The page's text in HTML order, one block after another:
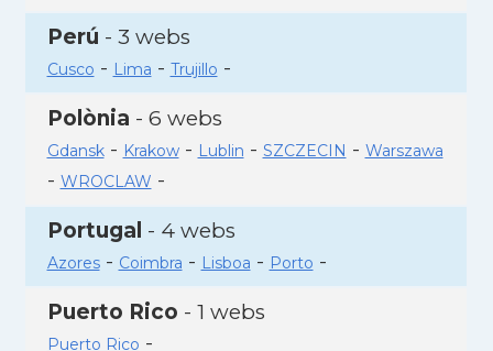
Perú - 3 webs
Cusco - Lima - Trujillo -
Polònia - 6 webs
Gdansk- Krakow- Lublin - SZCZECIN - Warszawa
- WROCLAW -
Portugal - 4 webs
Azores- Coimbra - Lisboa - Porto -
Puerto Rico - 1 webs
Puerto Rico -